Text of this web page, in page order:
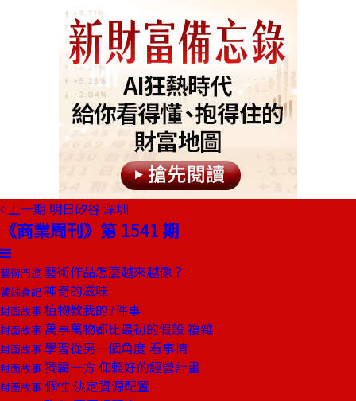
上一期 明日矽谷 深圳
《商業周刊》第 1541 期
藝術門道 藝術作品怎麼越來越像？
饕姊食記 神奇的滋味
封面故事 植物教我的7件事
封面故事 萬事萬物都比最初的假設 複雜
封面故事 學習從另一個角度 看事情
封面故事 獨霸一方 仰賴好的經營計畫
封面故事 個性 決定資源配置